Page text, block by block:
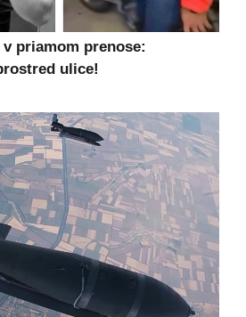
priamom prenose:
ulice!